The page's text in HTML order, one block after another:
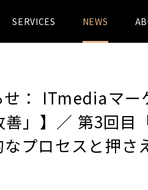
SERVICES NEWS
： ITmediaマー
」】／ 第3回目
プロセスと押さ